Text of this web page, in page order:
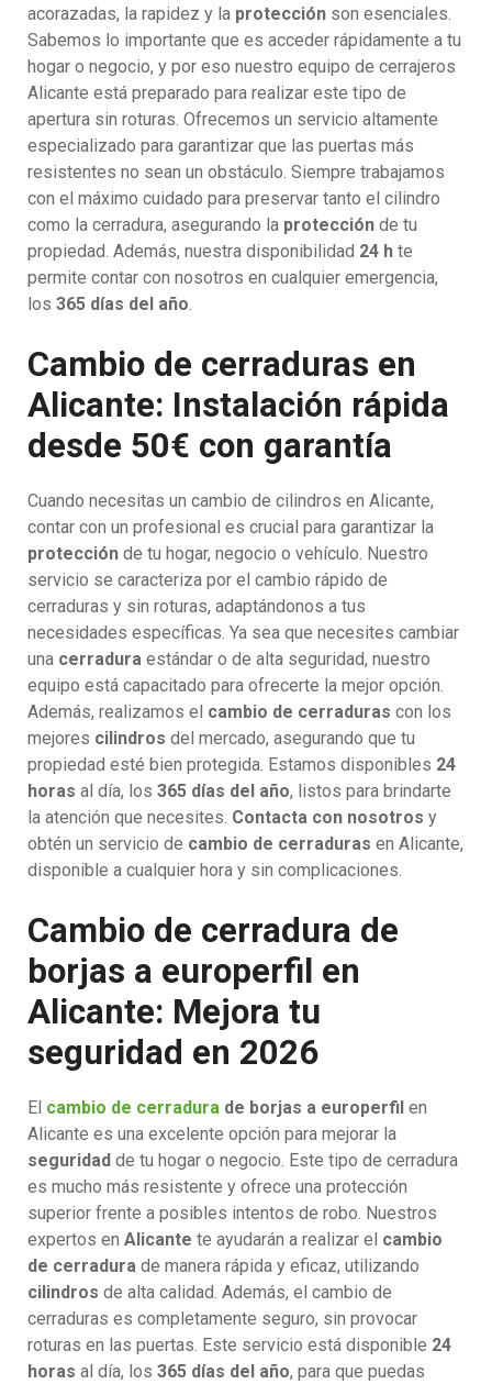
acorazadas, la rapidez y la protección son esenciales.
Sabemos lo importante que es acceder rápidamente a tu
hogar o negocio, y por eso nuestro equipo de cerrajeros
Alicante está preparado para realizar este tipo de
apertura sin roturas. Ofrecemos un servicio altamente
especializado para garantizar que las puertas más
resistentes no sean un obstáculo. Siempre trabajamos
con el máximo cuidado para preservar tanto el cilindro
como la cerradura, asegurando la protección de tu
propiedad. Además, nuestra disponibilidad 24 h te
permite contar con nosotros en cualquier emergencia,
los 365 días del año.
Cambio de cerraduras en
Alicante: Instalación rápida
desde 50€ con garantía
Cuando necesitas un cambio de cilindros en Alicante,
contar con un profesional es crucial para garantizar la
protección de tu hogar, negocio o vehículo. Nuestro
servicio se caracteriza por el cambio rápido de
cerraduras y sin roturas, adaptándonos a tus
necesidades específicas. Ya sea que necesites cambiar
una cerradura estándar o de alta seguridad, nuestro
equipo está capacitado para ofrecerte la mejor opción.
Además, realizamos el cambio de cerraduras con los
mejores cilindros del mercado, asegurando que tu
propiedad esté bien protegida. Estamos disponibles 24
horas al día, los 365 días del año, listos para brindarte
la atención que necesites. Contacta con nosotros y
obtén un servicio de cambio de cerraduras en Alicante,
disponible a cualquier hora y sin complicaciones.
Cambio de cerradura de
borjas a europerfil en
Alicante: Mejora tu
seguridad en 2026
El cambio de cerradura de borjas a europerfil en
Alicante es una excelente opción para mejorar la
seguridad de tu hogar o negocio. Este tipo de cerradura
es mucho más resistente y ofrece una protección
superior frente a posibles intentos de robo. Nuestros
expertos en Alicante te ayudarán a realizar el cambio
de cerradura de manera rápida y eficaz, utilizando
cilindros de alta calidad. Además, el cambio de
cerraduras es completamente seguro, sin provocar
roturas en las puertas. Este servicio está disponible 24
horas al día, los 365 días del año, para que puedas